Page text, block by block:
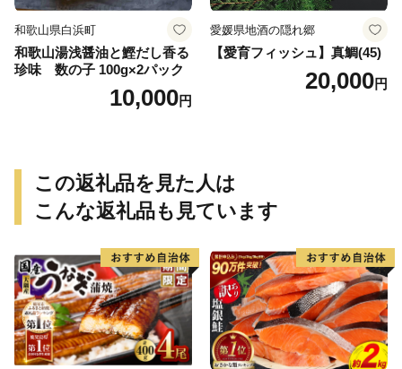
和歌山県白浜町
和歌山湯浅醤油と鰹だし香る
珍味 数の子 100g×2パック
10,000円
愛媛県地酒の隠れ郷
【愛育フィッシュ】真鯛(45)
20,000円
この返礼品を見た人は
こんな返礼品も見ています